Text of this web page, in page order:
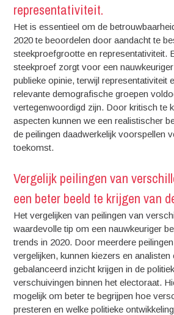
representativiteit.
Het is essentieel om de
2020 te beoordelen door aandacht te
steekproefgrootte en representativiteit.
steekproef zorgt voor een
publieke opinie, terwijl representativiteit
relevante demografische groepen
vertegenwoordigd zijn. Door kritisch te
aspecten kunnen we een realistischer
de peilingen daadwerkelijk voorspellen
toekomst.
Vergelijk peilingen van
een beter beeld te krijgen van
Het vergelijken van peilingen van
waardevolle tip om een nauwkeuriger
trends in 2020. Door meerdere
vergelijken, kunnen kiezers en analisten
gebalanceerd inzicht krijgen in de
verschuivingen binnen het electoraat.
mogelijk om beter te begrijpen hoe
presteren en welke politieke